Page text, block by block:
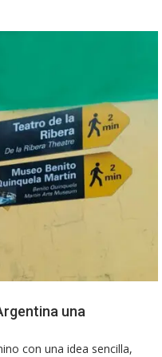
una
con una idea sencilla,